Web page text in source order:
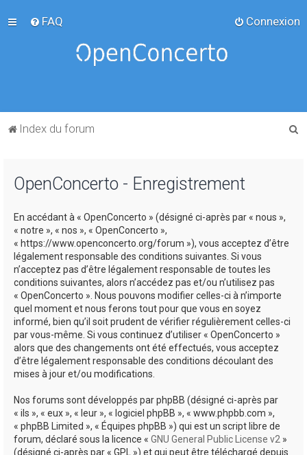
FAQ Connexion
Index du forum
OpenConcerto - Enregistrement
En accédant à « OpenConcerto » (désigné ci-après par « nous »,
« notre », « nos », « OpenConcerto »,
« https://www.openconcerto.org/forum »), vous acceptez d’être
légalement responsable des conditions suivantes. Si vous
n’acceptez pas d’être légalement responsable de toutes les
conditions suivantes, alors n’accédez pas et/ou n’utilisez pas
« OpenConcerto ». Nous pouvons modifier celles-ci à n’importe
quel moment et nous ferons tout pour que vous en soyez
informé, bien qu’il soit prudent de vérifier régulièrement celles-ci
par vous-même. Si vous continuez d’utiliser « OpenConcerto »
alors que des changements ont été effectués, vous acceptez
d’être légalement responsable des conditions découlant des
mises à jour et/ou modifications.
Nos forums sont développés par phpBB (désigné ci-après par
« ils », « eux », « leur », « logiciel phpBB », « www.phpbb.com »,
« phpBB Limited », « Équipes phpBB ») qui est un script libre de
forum, déclaré sous la licence « GNU General Public License v2 »
(désigné ci-après par « GPL ») et qui peut être téléchargé depuis